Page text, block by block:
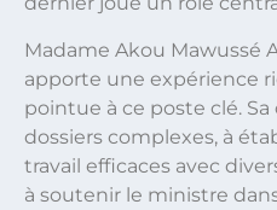
Madame Akou Mawussé
apporte une expérience
pointue à ce poste clé.
dossiers complexes, à
travail efficaces avec
à soutenir le ministre